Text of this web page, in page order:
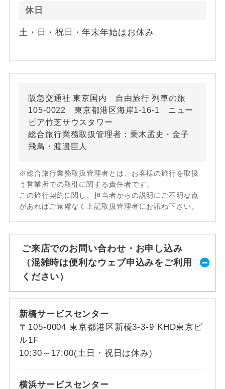
休日
土・日・祝日・年末年始はお休み
阪急交通社 東京国内 自由旅行 列車の旅
105-0022 東京都港区海岸1-16-1 ニュー
ピア竹芝サウスタワー
総合旅行業務取扱管理者：乗木孟史・金子
飛鳥・渡邉巨人
※総合旅行業務取扱管理者とは、お客様の旅行を取扱
う営業所での取引に関する責任者です。
この旅行契約に関し、担当者からの説明にご不明な点
があればご遠慮なく上記取扱管理者にお訊ね下さい。
ご来店でのお問い合わせ・お申し込み
（混雑時は便利なウェブ申込みをご利用
ください）
新橋サービスセンター
〒105-0004 東京都港区新橋3-3-9 KHD東京ビ
ル1F
10:30～17:00(土日・祝日は休み)
横浜サービスセンター